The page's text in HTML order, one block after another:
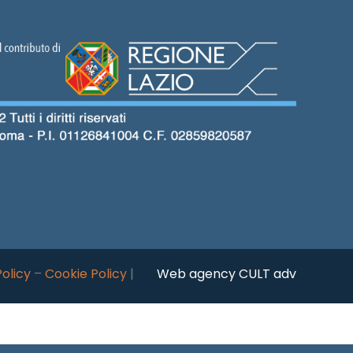
– Cookie Policy | Web agency CULT adv